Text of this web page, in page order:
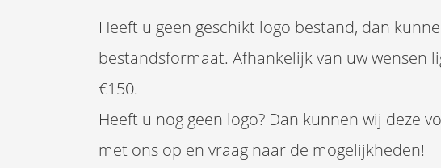
Heeft u geen geschikt logo bestand, dan
bestandsformaat. Afhankelijk van uw wensen
€150.
Heeft u nog geen logo? Dan kunnen wij deze
met ons op en vraag naar de mogelijkheden!